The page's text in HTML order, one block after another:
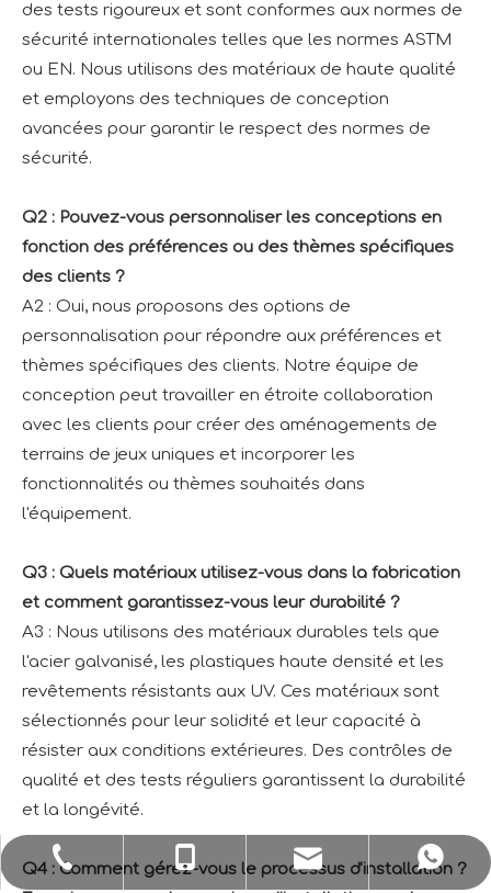
des tests rigoureux et sont conformes aux normes de
sécurité internationales telles que les normes ASTM
ou EN. Nous utilisons des matériaux de haute qualité
et employons des techniques de conception
avancées pour garantir le respect des normes de
sécurité.
Q2 : Pouvez-vous personnaliser les conceptions en
fonction des préférences ou des thèmes spécifiques
des clients ?
A2 : Oui, nous proposons des options de
personnalisation pour répondre aux préférences et
thèmes spécifiques des clients. Notre équipe de
conception peut travailler en étroite collaboration
avec les clients pour créer des aménagements de
terrains de jeux uniques et incorporer les
fonctionnalités ou thèmes souhaités dans
l'équipement.
Q3 : Quels matériaux utilisez-vous dans la fabrication
et comment garantissez-vous leur durabilité ?
A3 : Nous utilisons des matériaux durables tels que
l'acier galvanisé, les plastiques haute densité et les
revêtements résistants aux UV. Ces matériaux sont
sélectionnés pour leur solidité et leur capacité à
résister aux conditions extérieures. Des contrôles de
qualité et des tests réguliers garantissent la durabilité
et la longévité.
Q4 : Comment gérez-vous le processus d'installation ?
+86-577-67499999
+86-18066498819
sale1@huaxiatoys.com
+8618066498819